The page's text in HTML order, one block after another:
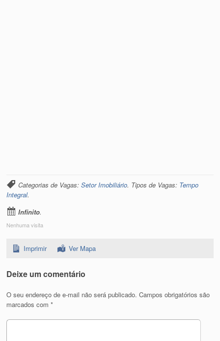
Categorias de Vagas:Setor Imobiliário. Tipos de Vagas: Tempo
Integral.
Infinito.
Nenhuma visita
Imprimir Ver Mapa
Deixe um comentário
O seu endereço de e-mail não será publicado. Campos obrigatórios são
marcados com*